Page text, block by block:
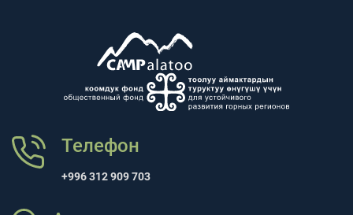
Телефон
+996 312 909 703